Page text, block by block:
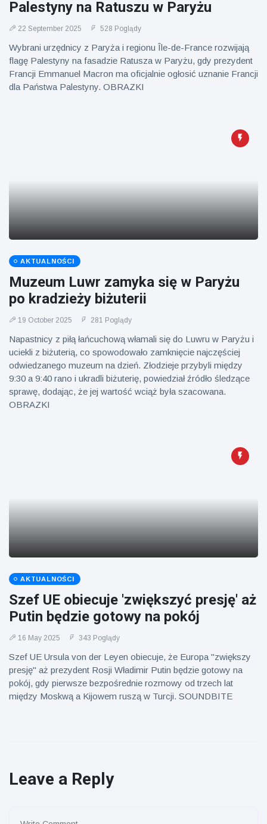
brytyjskim
zoo od 14 lat
Florydy
aresztowany
po odpaleniu
fajerwerków
z jadącego
samochodu
16 July
178
Poglądy
Palestyny na Ratuszu w Paryżu
22 September 2025 528 Poglądy
Wybrani urzędnicy z Paryża i regionu Île-de-France rozwijają
flagę Palestyny na fasadzie Ratusza w Paryżu, gdy prezydent
Francji Emmanuel Macron ma oficjalnie ogłosić uznanie Francji
dla Państwa Palestyny. OBRAZKI
AKTUALNOŚCI
Muzeum Luwr zamyka się w Paryżu
po kradzieży biżuterii
19 October 2025 281 Poglądy
Napastnicy z piłą łańcuchową włamali się do Luwru w Paryżu i
uciekli z biżuterią, co spowodowało zamknięcie najczęściej
odwiedzanego muzeum na dzień. Złodzieje przybyli między
9:30 a 9:40 rano i ukradli biżuterię, powiedział źródło śledzące
sprawę, dodając, że jej wartość wciąż była szacowana.
OBRAZKI
AKTUALNOŚCI
Szef UE obiecuje 'zwiększyć presję' aż
Putin będzie gotowy na pokój
16 May 2025 343 Poglądy
Szef UE Ursula von der Leyen obiecuje, że Europa "zwiększy
presję" aż prezydent Rosji Władimir Putin będzie gotowy na
pokój, gdy pierwsze bezpośrednie rozmowy od trzech lat
między Moskwą a Kijowem ruszą w Turcji. SOUNDBITE
Leave a Reply